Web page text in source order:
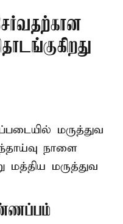
மருத்துவ
நாளை
மருத்துவ